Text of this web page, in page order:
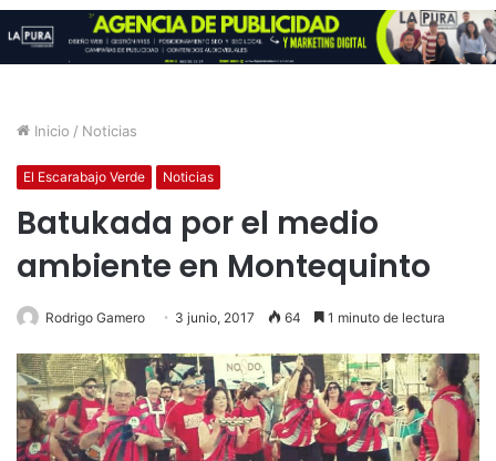
Inicio / Noticias
El Escarabajo Verde Noticias
Batukada por el medio
ambiente en Montequinto
Rodrigo Gamero 3 junio, 2017 64 1 minuto de lectura